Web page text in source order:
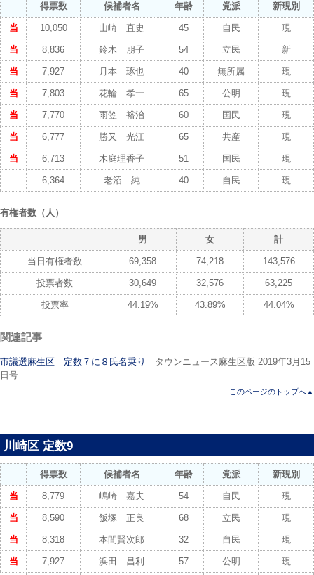
得票数 候補者名 年齢 党派 新現別
当 10,050 山崎 直史 45 自民 現
当 8,836 鈴木 朋子 54 立民 新
当 7,927 月本 琢也 40 無所属 現
当 7,803 花輪 孝一 65 公明 現
当 7,770 雨笠 裕治 60 国民 現
当 6,777 勝又 光江 65 共産 現
当 6,713 木庭理香子 51 国民 現
6,364 老沼 純 40 自民 現
有権者数（人）
男 女 計
当日有権者数 69,358 74,218 143,576
投票者数 30,649 32,576 63,225
投票率 44.19% 43.89% 44.04%
関連記事
市議選麻生区 定数７に８氏名乗り
タウンニュース麻生区版 2019年3月15
日号
このページのトップへ▲
川崎区 定数9
得票数 候補者名 年齢 党派 新現別
当 8,779 嶋崎 嘉夫 54 自民 現
当 8,590 飯塚 正良 68 立民 現
当 8,318 本間賢次郎 32 自民 現
当 7,927 浜田 昌利 57 公明 現